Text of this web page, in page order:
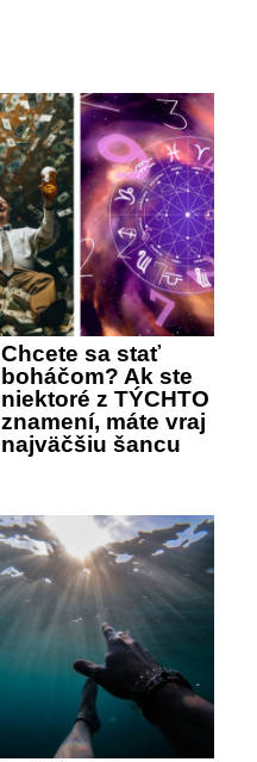
Chcete sa stať
boháčom? Ak ste
niektoré z TÝCHTO
znamení, máte vraj
najväčšiu šancu